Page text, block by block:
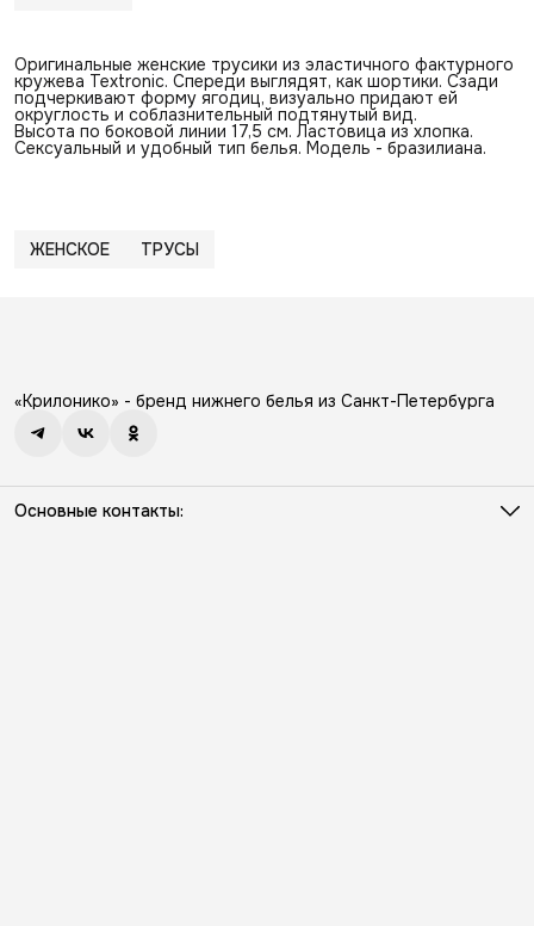
Оригинальные женские трусики из эластичного фактурного
кружева Textronic. Спереди выглядят, как шортики. Сзади
подчеркивают форму ягодиц, визуально придают ей
округлость и соблазнительный подтянутый вид.
Высота по боковой линии 17,5 см. Ластовица из хлопка.
Сексуальный и удобный тип белья. Модель - бразилиана.
ЖЕНСКОЕ ТРУСЫ
«Крилонико» - бренд нижнего белья из Санкт-Петербурга
Основные контакты: